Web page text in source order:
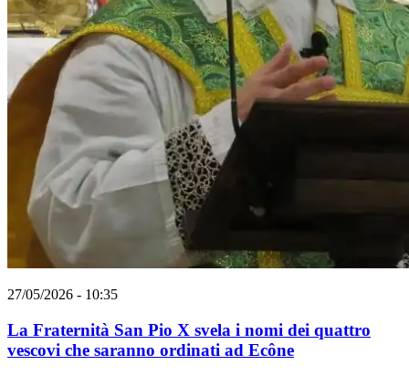
27/05/2026 - 10:35
La Fraternità San Pio X svela i nomi dei quattro
vescovi che saranno ordinati ad Ecône